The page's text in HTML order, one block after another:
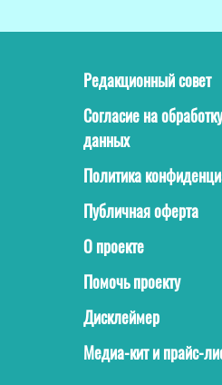
Редакционный совет
Согласие на
данных
Политика
Публичная оферта
О проекте
Помочь проекту
Дисклеймер
Медиа-кит и прайс-